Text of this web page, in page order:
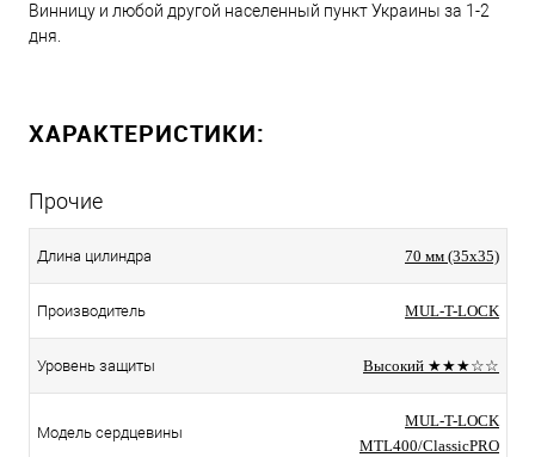
Винницу и любой другой населенный пункт Украины за 1-2
дня.
ХАРАКТЕРИСТИКИ:
Прочие
Длина цилиндра 70 мм (35x35)
Производитель MUL-T-LOCK
Уровень защиты Высокий ★★★☆☆
Модель сердцевины
MUL-T-LOCK
MTL400/ClassicPRO